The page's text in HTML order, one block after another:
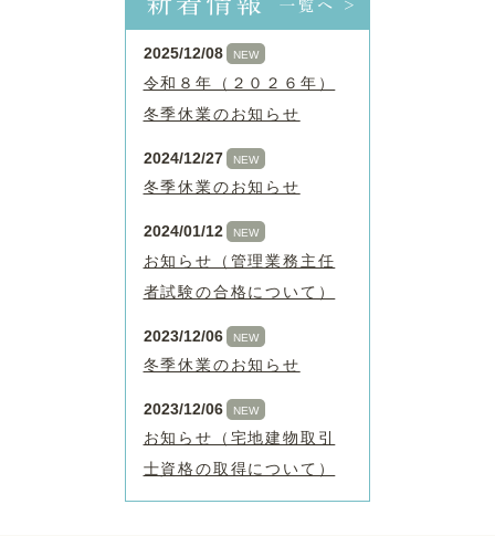
一覧へ >
2025/12/08 NEW
令和８年（２０２６年）
冬季休業のお知らせ
2024/12/27 NEW
冬季休業のお知らせ
2024/01/12 NEW
お知らせ（管理業務主任
者試験の合格について）
2023/12/06 NEW
冬季休業のお知らせ
2023/12/06 NEW
お知らせ（宅地建物取引
士資格の取得について）